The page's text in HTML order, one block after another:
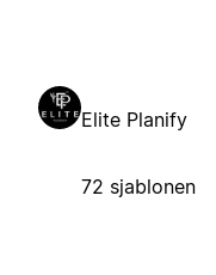
Elite Planify
72 sjablonen